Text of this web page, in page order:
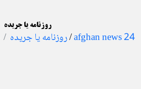
روزنامه یا جریده
24 afghan news
/روزنامه یا جریده